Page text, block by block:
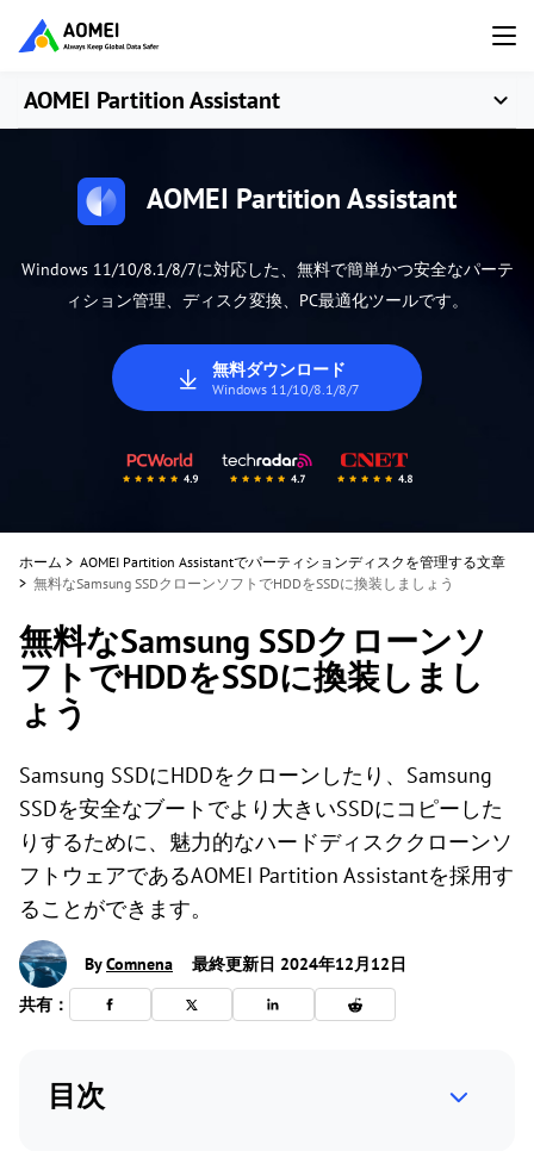
AOMEI Partition Assistant
AOMEI Partition Assistant
Windows 11/10/8.1/8/7に対応した、無料で簡単かつ安全なパーテ
ィション管理、ディスク変換、PC最適化ツールです。
無料ダウンロード
Windows 11/10/8.1/8/7
ホーム > AOMEI Partition Assistantでパーティションディスクを管理する文章
> 無料なSamsung SSDクローンソフトでHDDをSSDに換装しましょう
無料なSamsung SSDクローンソ
フトでHDDをSSDに換装しまし
ょう
Samsung SSDにHDDをクローンしたり、Samsung
SSDを安全なブートでより大きいSSDにコピーした
りするために、魅力的なハードディスククローンソ
フトウェアであるAOMEI Partition Assistantを採用す
ることができます。
ByComnena
最終更新日 2024年12月12日
共有：
目次